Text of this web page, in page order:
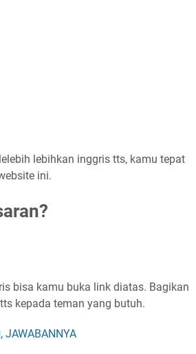
lebihkan inggris tts, kamu tepat
ini.
bisa kamu buka link diatas. Bagikan
kepada teman yang butuh.